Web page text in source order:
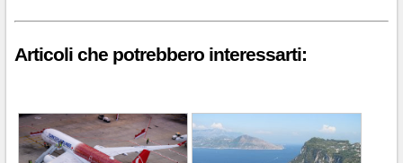
Articoli che potrebbero interessarti: